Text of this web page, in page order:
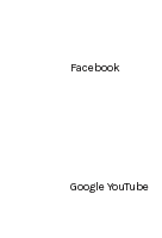
Facebook
Google YouTube